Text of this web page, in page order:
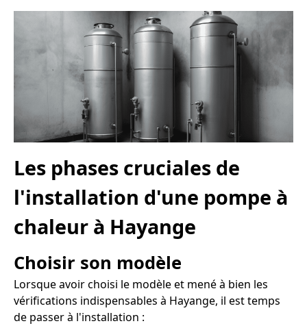
Les phases cruciales de
l'installation d'une pompe à
chaleur à Hayange
Choisir son modèle
Lorsque avoir choisi le modèle et mené à bien les
vérifications indispensables à Hayange, il est temps
de passer à l'installation :